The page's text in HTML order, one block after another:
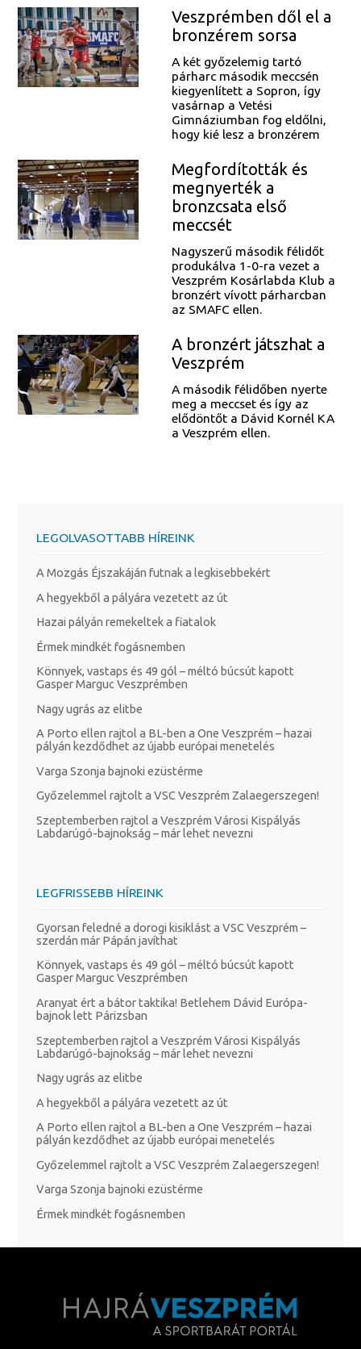
Veszprémben dől el a
bronzérem sorsa
A két győzelemig tartó
párharc második meccsén
kiegyenlített a Sopron, így
vasárnap a Vetési
Gimnáziumban fog eldőlni,
hogy kié lesz a bronzérem
Megfordították és
megnyerték a
bronzcsata első
meccsét
Nagyszerű második félidőt
produkálva 1-0-ra vezet a
Veszprém Kosárlabda Klub a
bronzért vívott párharcban
az SMAFC ellen.
A bronzért játszhat a
Veszprém
A második félidőben nyerte
meg a meccset és így az
elődöntőt a Dávid Kornél KA
a Veszprém ellen.
LEGOLVASOTTABB HÍREINK
A Mozgás Éjszakáján futnak a legkisebbekért
A hegyekből a pályára vezetett az út
Hazai pályán remekeltek a fiatalok
Érmek mindkét fogásnemben
Könnyek, vastaps és 49 gól – méltó búcsút kapott
Gasper Marguc Veszprémben
Nagy ugrás az elitbe
A Porto ellen rajtol a BL-ben a One Veszprém – hazai
pályán kezdődhet az újabb európai menetelés
Varga Szonja bajnoki ezüstérme
Győzelemmel rajtolt a VSC Veszprém Zalaegerszegen!
Szeptemberben rajtol a Veszprém Városi Kispályás
Labdarúgó-bajnokság – már lehet nevezni
LEGFRISSEBB HÍREINK
Gyorsan feledné a dorogi kisiklást a VSC Veszprém –
szerdán már Pápán javíthat
Könnyek, vastaps és 49 gól – méltó búcsút kapott
Gasper Marguc Veszprémben
Aranyat ért a bátor taktika! Betlehem Dávid Európa-
bajnok lett Párizsban
Szeptemberben rajtol a Veszprém Városi Kispályás
Labdarúgó-bajnokság – már lehet nevezni
Nagy ugrás az elitbe
A hegyekből a pályára vezetett az út
A Porto ellen rajtol a BL-ben a One Veszprém – hazai
pályán kezdődhet az újabb európai menetelés
Győzelemmel rajtolt a VSC Veszprém Zalaegerszegen!
Varga Szonja bajnoki ezüstérme
Érmek mindkét fogásnemben